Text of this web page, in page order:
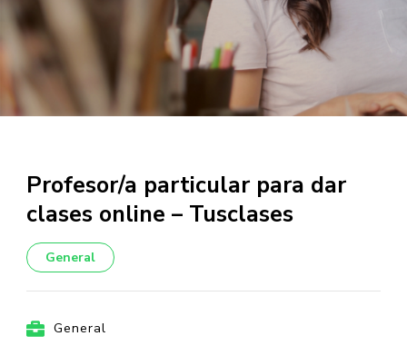
Profesor/a particular para dar
clases online – Tusclases
General
General